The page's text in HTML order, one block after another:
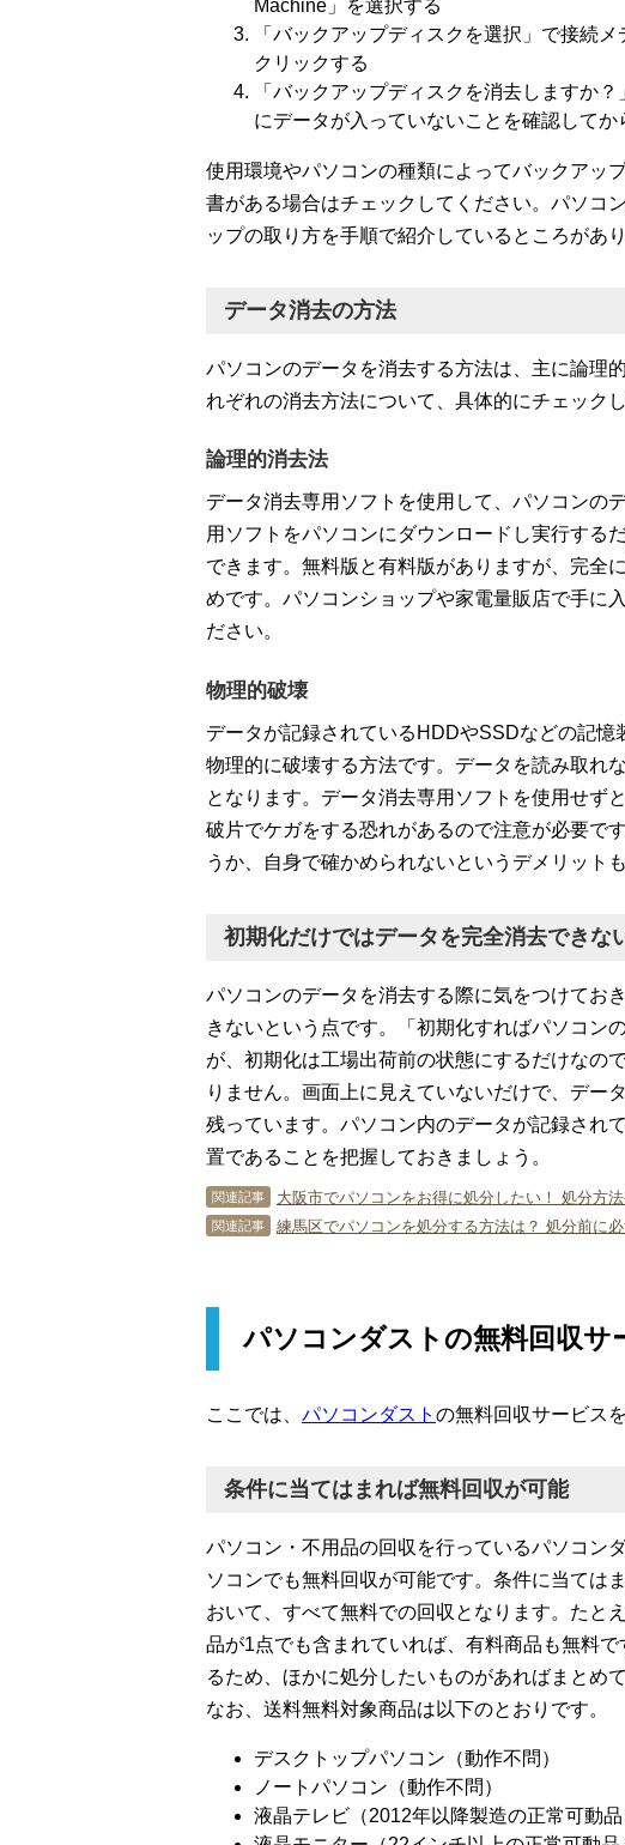
Machine」を選択する
「バックアップディスクを選択」で接続
クリックする
「バックアップディスクを消去しますか
にデータが入っていないことを確認して
使用環境やパソコンの種類によってバックアッ
書がある場合はチェックしてください。パソコ
ップの取り方を手順で紹介しているところがあり
データ消去の方法
パソコンのデータを消去する方法は、主に論理
れぞれの消去方法について、具体的にチェック
論理的消去法
データ消去専用ソフトを使用して、パソコンの
用ソフトをパソコンにダウンロードし実行する
できます。無料版と有料版がありますが、完全
めです。パソコンショップや家電量販店で手に
ださい。
物理的破壊
データが記録されているHDDやSSDなどの記憶
物理的に破壊する方法です。データを読み取れ
となります。データ消去専用ソフトを使用せず
破片でケガをする恐れがあるので注意が必要で
うか、自身で確かめられないというデメリットも
初期化だけではデータを完全消去できな
パソコンのデータを消去する際に気をつけてお
きないという点です。「初期化すればパソコン
が、初期化は工場出荷前の状態にするだけなの
りません。画面上に見えていないだけで、デー
残っています。パソコン内のデータが記録され
置であることを把握しておきましょう。
関連記事 大阪市でパソコンをお得に処分したい！ 処分方
関連記事 練馬区でパソコンを処分する方法は？ 処分前に
パソコンダストの無料回収サ
ここでは、 パソコンダスト の無料回収サービス
条件に当てはまれば無料回収が可能
パソコン・不用品の回収を行っているパソコン
ソコンでも無料回収が可能です。条件に当ては
おいて、すべて無料での回収となります。たと
品が1点でも含まれていれば、有料商品も無料
るため、ほかに処分したいものがあればまとめ
なお、送料無料対象商品は以下のとおりです。
デスクトップパソコン（動作不問）
ノートパソコン（動作不問）
液晶テレビ（2012年以降製造の正常可動品